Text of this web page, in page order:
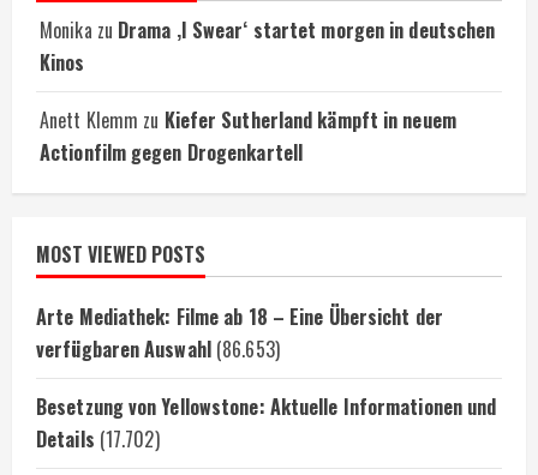
Monika zu Drama ‚I Swear‘ startet morgen in deutschen
Kinos
Anett Klemm zu Kiefer Sutherland kämpft in neuem
Actionfilm gegen Drogenkartell
MOST VIEWED POSTS
Arte Mediathek: Filme ab 18 – Eine Übersicht der
verfügbaren Auswahl (86.653)
Besetzung von Yellowstone: Aktuelle Informationen und
Details (17.702)